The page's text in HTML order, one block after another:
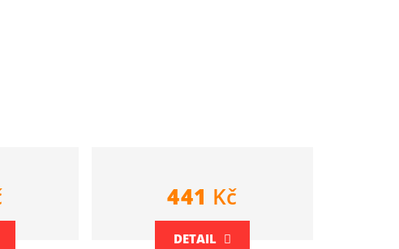
441 Kč
DETAIL